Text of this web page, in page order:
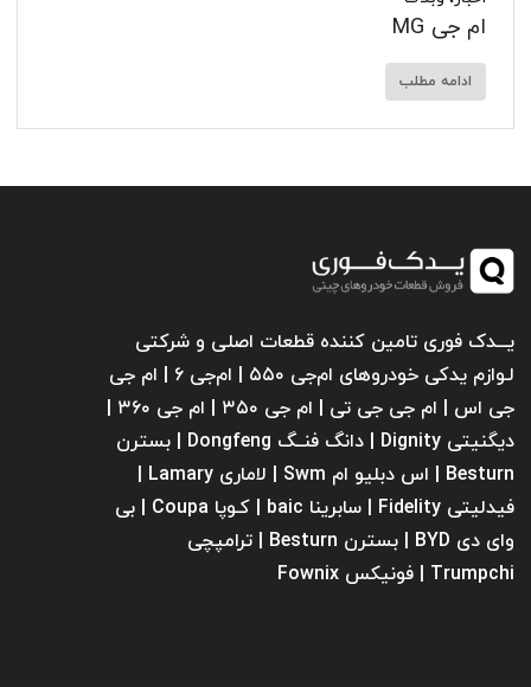
ام جی MG
ادامه مطلب
یـــدک فوری تامین کننده قطعات اصلی و شرکتی
لـوازم یدکی خودروهای ام‌جی ۵۵۰ | ام‌جی ۶ | ام جی
جی اس | ام جی جی تی | ام‌ جی ۳۵۰ | ام جی ۳۶۰ |
دیگنیتی Dignity | دانگ فنــگ Dongfeng | بسترن
Besturn | اس دبلیو ام Swm | لاماری Lamary |
فیدلیتی Fidelity | سابرینا ‌baic | کـوپا Coupa | بی
وای دی BYD | بسترن Besturn | ترامپچی
Trumpchi | فونیکس Fownix